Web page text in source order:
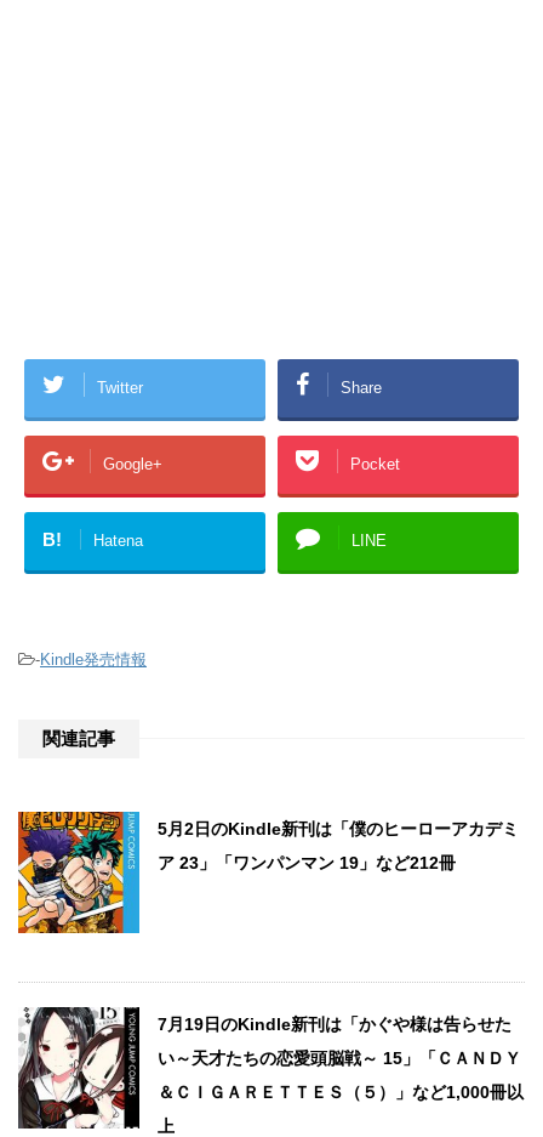
Twitter Share
Google+ Pocket
B! Hatena LINE
-Kindle発売情報
関連記事
5月2日のKindle新刊は「僕のヒーローアカデミ
ア 23」「ワンパンマン 19」など212冊
7月19日のKindle新刊は「かぐや様は告らせた
い～天才たちの恋愛頭脳戦～ 15」「ＣＡＮＤＹ
＆ＣＩＧＡＲＥＴＴＥＳ（５）」など1,000冊以
上